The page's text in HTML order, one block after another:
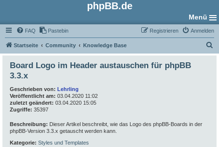
phpBB.de
Menü
FAQ Pastebin Anmelden
Registrieren
Startseite Community Knowledge Base
u
Board Logo im Header austauschen für phpBB
3.3.x
Geschrieben von: Lehrling
Veröffentlicht am: 03.04.2020 11:02
zuletzt geändert: 03.04.2020 15:05
Zugriffe: 35397
Beschreibung: Dieser Artikel beschreibt, wie das Logo des phpBB-Boards in der
phpBB-Version 3.3.x getauscht werden kann.
Kategorie: Styles und Templates